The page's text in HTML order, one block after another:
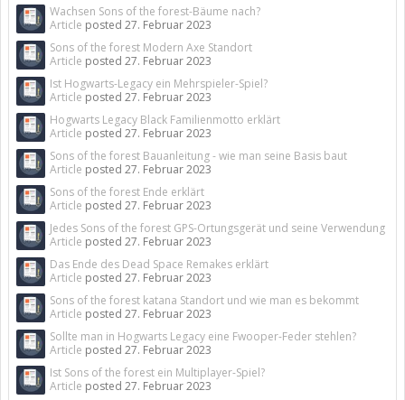
Wachsen Sons of the forest-Bäume nach?
Article posted 27. Februar 2023
Sons of the forest Modern Axe Standort
Article posted 27. Februar 2023
Ist Hogwarts-Legacy ein Mehrspieler-Spiel?
Article posted 27. Februar 2023
Hogwarts Legacy Black Familienmotto erklärt
Article posted 27. Februar 2023
Sons of the forest Bauanleitung - wie man seine Basis baut
Article posted 27. Februar 2023
Sons of the forest Ende erklärt
Article posted 27. Februar 2023
Jedes Sons of the forest GPS-Ortungsgerät und seine Verwendung
Article posted 27. Februar 2023
Das Ende des Dead Space Remakes erklärt
Article posted 27. Februar 2023
Sons of the forest katana Standort und wie man es bekommt
Article posted 27. Februar 2023
Sollte man in Hogwarts Legacy eine Fwooper-Feder stehlen?
Article posted 27. Februar 2023
Ist Sons of the forest ein Multiplayer-Spiel?
Article posted 27. Februar 2023